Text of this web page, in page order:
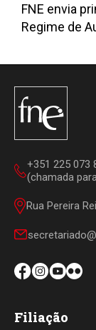
FNE envia
Regime de
+351 225 073
(chamada
Rua Pereira
Filiação